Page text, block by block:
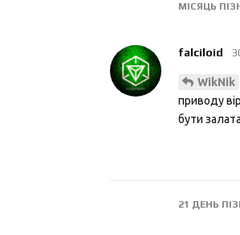
МІСЯЦЬ
falciloid
WikNik
приводу
бути
21 ДЕНЬ